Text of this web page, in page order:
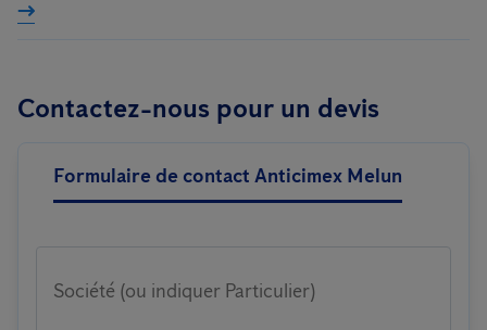
Contactez-nous pour un devis
Formulaire de contact Anticimex Melun
Société (ou indiquer Particulier)